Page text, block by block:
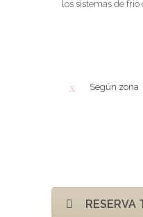
los sistemas de frío
Según zona
RESERVA